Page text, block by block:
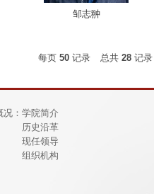
邹志翀
每页 50 记录 总共 28 记录
： 学院简介
历史沿革
现任领导
组织机构